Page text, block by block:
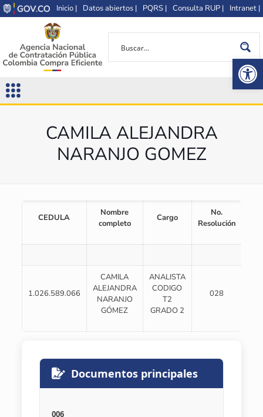
Inicio | Datos abiertos | PQRS | Consulta RUP | Intranet |
CAMILA ALEJANDRA
NARANJO GOMEZ
CEDULA
Nombre
completo
Cargo
No.
Resolución
1.026.589.066
CAMILA
ALEJANDRA
NARANJO
GÓMEZ
ANALISTA
CODIGO
T2
GRADO 2
028
Documentos principales
006